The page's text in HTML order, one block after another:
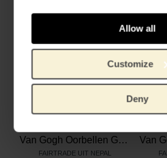
Allow all
Customize
Deny
Van Gogh Oorbellen Generous Sunflowers, door A Beautiful Story
FAIRTRADE UIT NEPAL